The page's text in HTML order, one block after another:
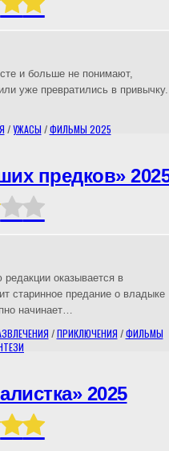
и больше не понимают,
уже превратились в привычку.
/УЖАСЫ /ФИЛЬМЫ 2025
предков»
редакции оказывается в
старинное предание о владыке
начинает…
/ПРИКЛЮЧЕНИЯ /ФИЛЬМЫ
2025